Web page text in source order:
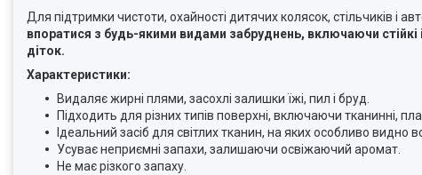
Для підтримки чистоти, охайності дитячих колясок, стільчиків і
впоратися з будь-якими видами забруднень, включаючи стійкі і
діток.
Характеристики:
Видаляє жирні плями, засохлі залишки їжі, пил і бруд.
Підходить для різних типів поверхні, включаючи тканинні,
Ідеальний засіб для світлих тканин, на яких особливо видно
Усуває неприємні запахи, залишаючи освіжаючий аромат.
Не має різкого запаху.